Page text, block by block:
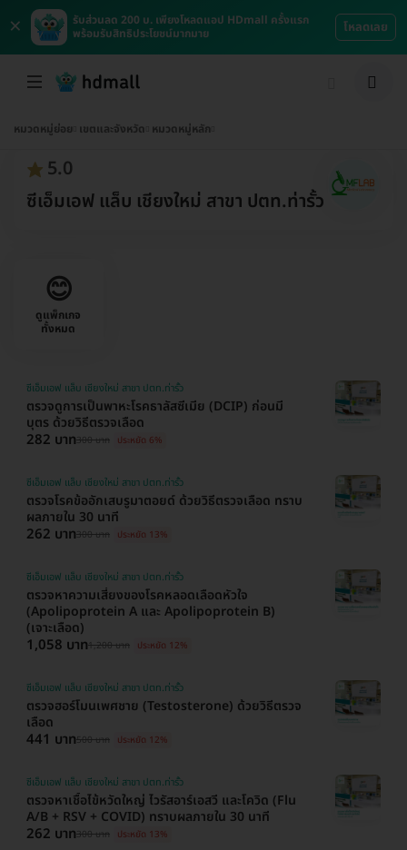
×
รับส่วนลด 200 บ. เพียงโหลดแอป HDmall ครั้งแรก
พร้อมรับสิทธิประโยชน์มากมาย
โหลดเลย
หมวดหมู่ย่อย เขตและจังหวัด หมวดหมู่หลัก
5.0
ซีเอ็มเอฟ แล็บ เชียงใหม่ สาขา ปตท.ท่ารั้ว
😊
ดูแพ็กเกจ
ทั้งหมด
ตรวจดูการเป็นพาหะโรคธาลัสซีเมีย (DCIP) ก่อนมี
บุตร ด้วยวิธีตรวจเลือด
ซีเอ็มเอฟ แล็บ เชียงใหม่ สาขา ปตท.ท่ารั้ว
282 บาท300 บาท ประหยัด 6%
ตรวจโรคข้ออักเสบรูมาตอยด์ ด้วยวิธีตรวจเลือด ทราบ
ผลภายใน 30 นาที
ซีเอ็มเอฟ แล็บ เชียงใหม่ สาขา ปตท.ท่ารั้ว
262 บาท300 บาท ประหยัด 13%
ตรวจหาความเสี่ยงของโรคหลอดเลือดหัวใจ
(Apolipoprotein A และ Apolipoprotein B)
(เจาะเลือด)
ซีเอ็มเอฟ แล็บ เชียงใหม่ สาขา ปตท.ท่ารั้ว
1,058 บาท1,200 บาท ประหยัด 12%
ตรวจฮอร์โมนเพศชาย (Testosterone) ด้วยวิธีตรวจ
เลือด
ซีเอ็มเอฟ แล็บ เชียงใหม่ สาขา ปตท.ท่ารั้ว
441 บาท500 บาท ประหยัด 12%
ตรวจหาเชื้อไข้หวัดใหญ่ ไวรัสอาร์เอสวี และโควิด (Flu
A/B + RSV + COVID) ทราบผลภายใน 30 นาที
ซีเอ็มเอฟ แล็บ เชียงใหม่ สาขา ปตท.ท่ารั้ว
262 บาท300 บาท ประหยัด 13%